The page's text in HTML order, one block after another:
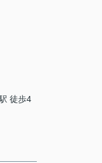
徒歩4